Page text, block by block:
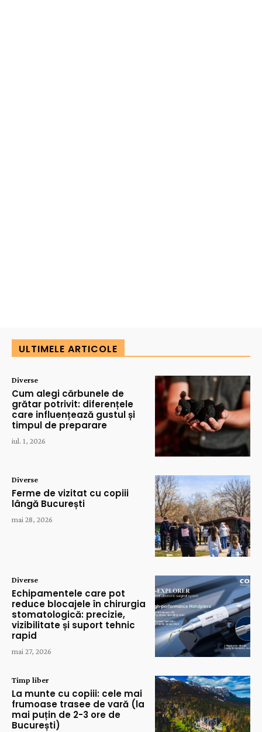
ULTIMELE ARTICOLE
Diverse
Cum alegi cărbunele de
grătar potrivit: diferențele
care influențează gustul și
timpul de preparare
iul. 1, 2026
Diverse
Ferme de vizitat cu copiii
lângă București
mai 28, 2026
Diverse
Echipamentele care pot
reduce blocajele în chirurgia
stomatologică: precizie,
vizibilitate și suport tehnic
rapid
mai 27, 2026
Timp liber
La munte cu copiii: cele mai
frumoase trasee de vară (la
mai puțin de 2-3 ore de
București)